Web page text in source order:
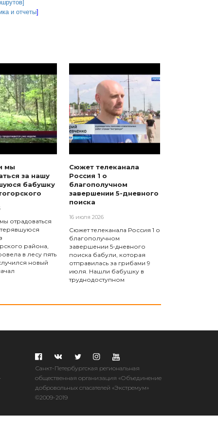
и отчеты]
мы
за нашу
бабушку
отрадоваться
района,
в лесу пять
новый
Сюжет телеканала
Россия 1 о
благополучном
завершении 5-дневного
поиска
16 июля 2026
Сюжет телеканала Россия 1 о
благополучном
завершении 5-дневного
поиска бабули, которая
отправилась за грибами 9
июля. Нашли бабушку в
труднодоступном
Санкт-Петербургская региональная
общественная организация «Объединение
добровольных спасателей «Экстремум»
©2009-2019